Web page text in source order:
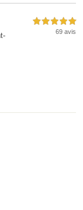
5,0 étoiles sur 5
69 avis